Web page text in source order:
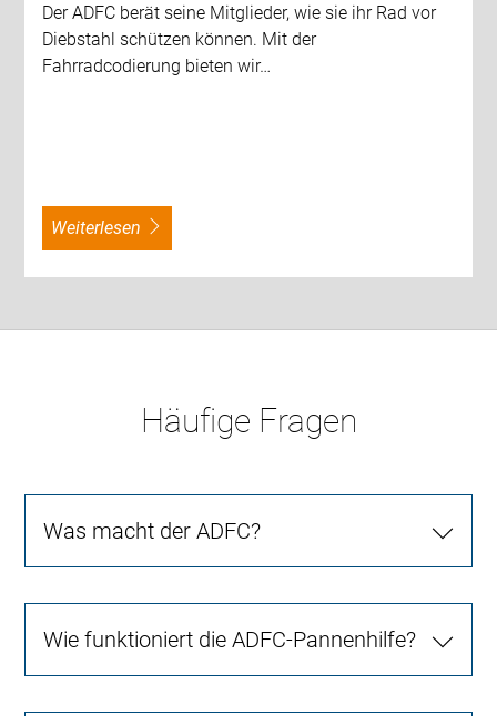
Der ADFC berät seine Mitglieder, wie sie ihr Rad vor
Diebstahl schützen können. Mit der
Fahrradcodierung bieten wir…
weiterlesen
Häufige Fragen
Was macht der ADFC?
Wie funktioniert die ADFC-Pannenhilfe?